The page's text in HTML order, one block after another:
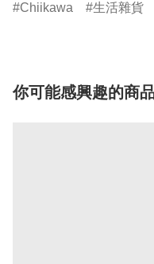
Chiikawa 生活雜貨
你可能感興趣的商